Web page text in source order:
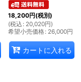
18,200円(税別)
(税込 : 20,020円)
希望小売価格: 26,000円
カートに入れる